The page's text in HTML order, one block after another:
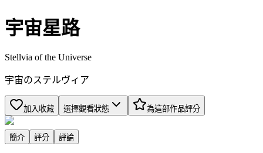
宇宙星路
Stellvia of the Universe
宇宙のステルヴィア
加入收藏 選擇觀看狀態 為這部作品評分
簡介 評分 評論